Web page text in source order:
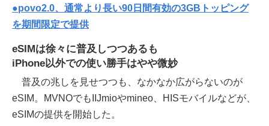
●povo2.0、通常より長い90日間有効の3GBトッピング
を期間限定で提供
eSIMは徐々に普及しつつあるも
iPhone以外での使い勝手はやや微妙
普及の兆しを見せつつも、なかなか広がらないのが
eSIM。MVNOでもIIJmioやmineo、HISモバイルなどが、
eSIMの提供を開始した。